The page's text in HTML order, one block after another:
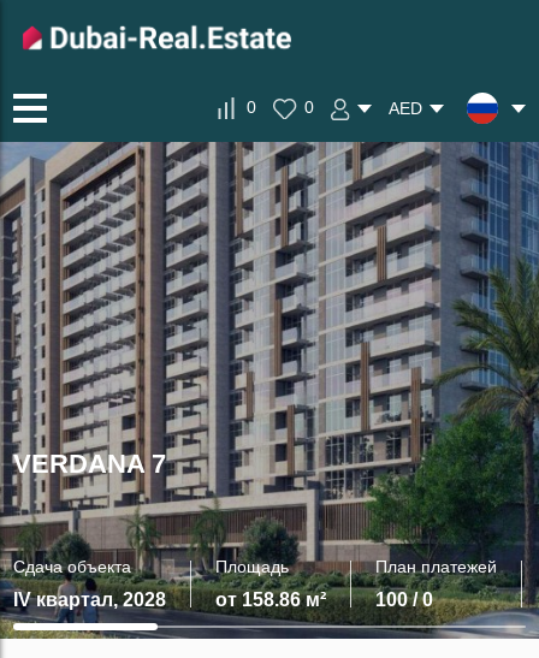
0 0 AED
VERDANA 7
Сдача объекта
IV квартал, 2028
Площадь
от 158.86 м²
План платежей
100 / 0